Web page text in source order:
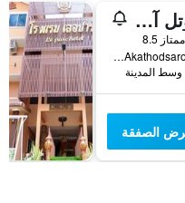
توبلاند هوتل آند كونفنشن سنتر
ممتاز 8.5
68/33 Akathodsarod Road, فيتسانولوك, تايلاند
الصفقة